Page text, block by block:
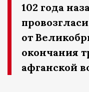
102 года
от
окончания
афганской